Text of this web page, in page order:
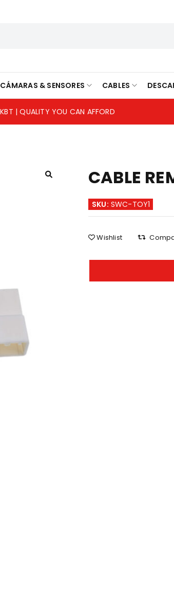
CÁMARAS & SENSORES CABLES
KBT | QUALITY YOU CAN AFFORD
CABLE
SKU: SWC-TOY1
Wishlist